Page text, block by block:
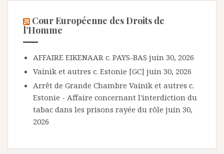
Cour Européenne des Droits de
l’Homme
AFFAIRE EIKENAAR c. PAYS-BAS juin 30, 2026
Vainik et autres c. Estonie [GC] juin 30, 2026
Arrêt de Grande Chambre Vainik et autres c.
Estonie - Affaire concernant l'interdiction du
tabac dans les prisons rayée du rôle juin 30,
2026